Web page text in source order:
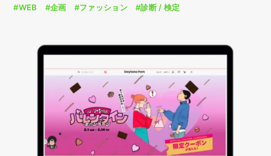
#WEB
#企画 #ファッション #診断 / 検定